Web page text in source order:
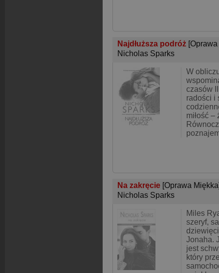
Najdłuższa podróż
Nicholas Sparks
W
czasów
radości i
miłość –
Na zakręcie [Oprawa
Nicholas Sparks
Miles
szeryf,
Jonaha.
jest
który